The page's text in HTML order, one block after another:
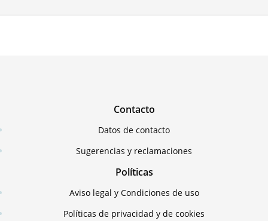
Contacto
Datos de contacto
Sugerencias y reclamaciones
Políticas
Aviso legal y Condiciones de uso
Políticas de privacidad y de cookies